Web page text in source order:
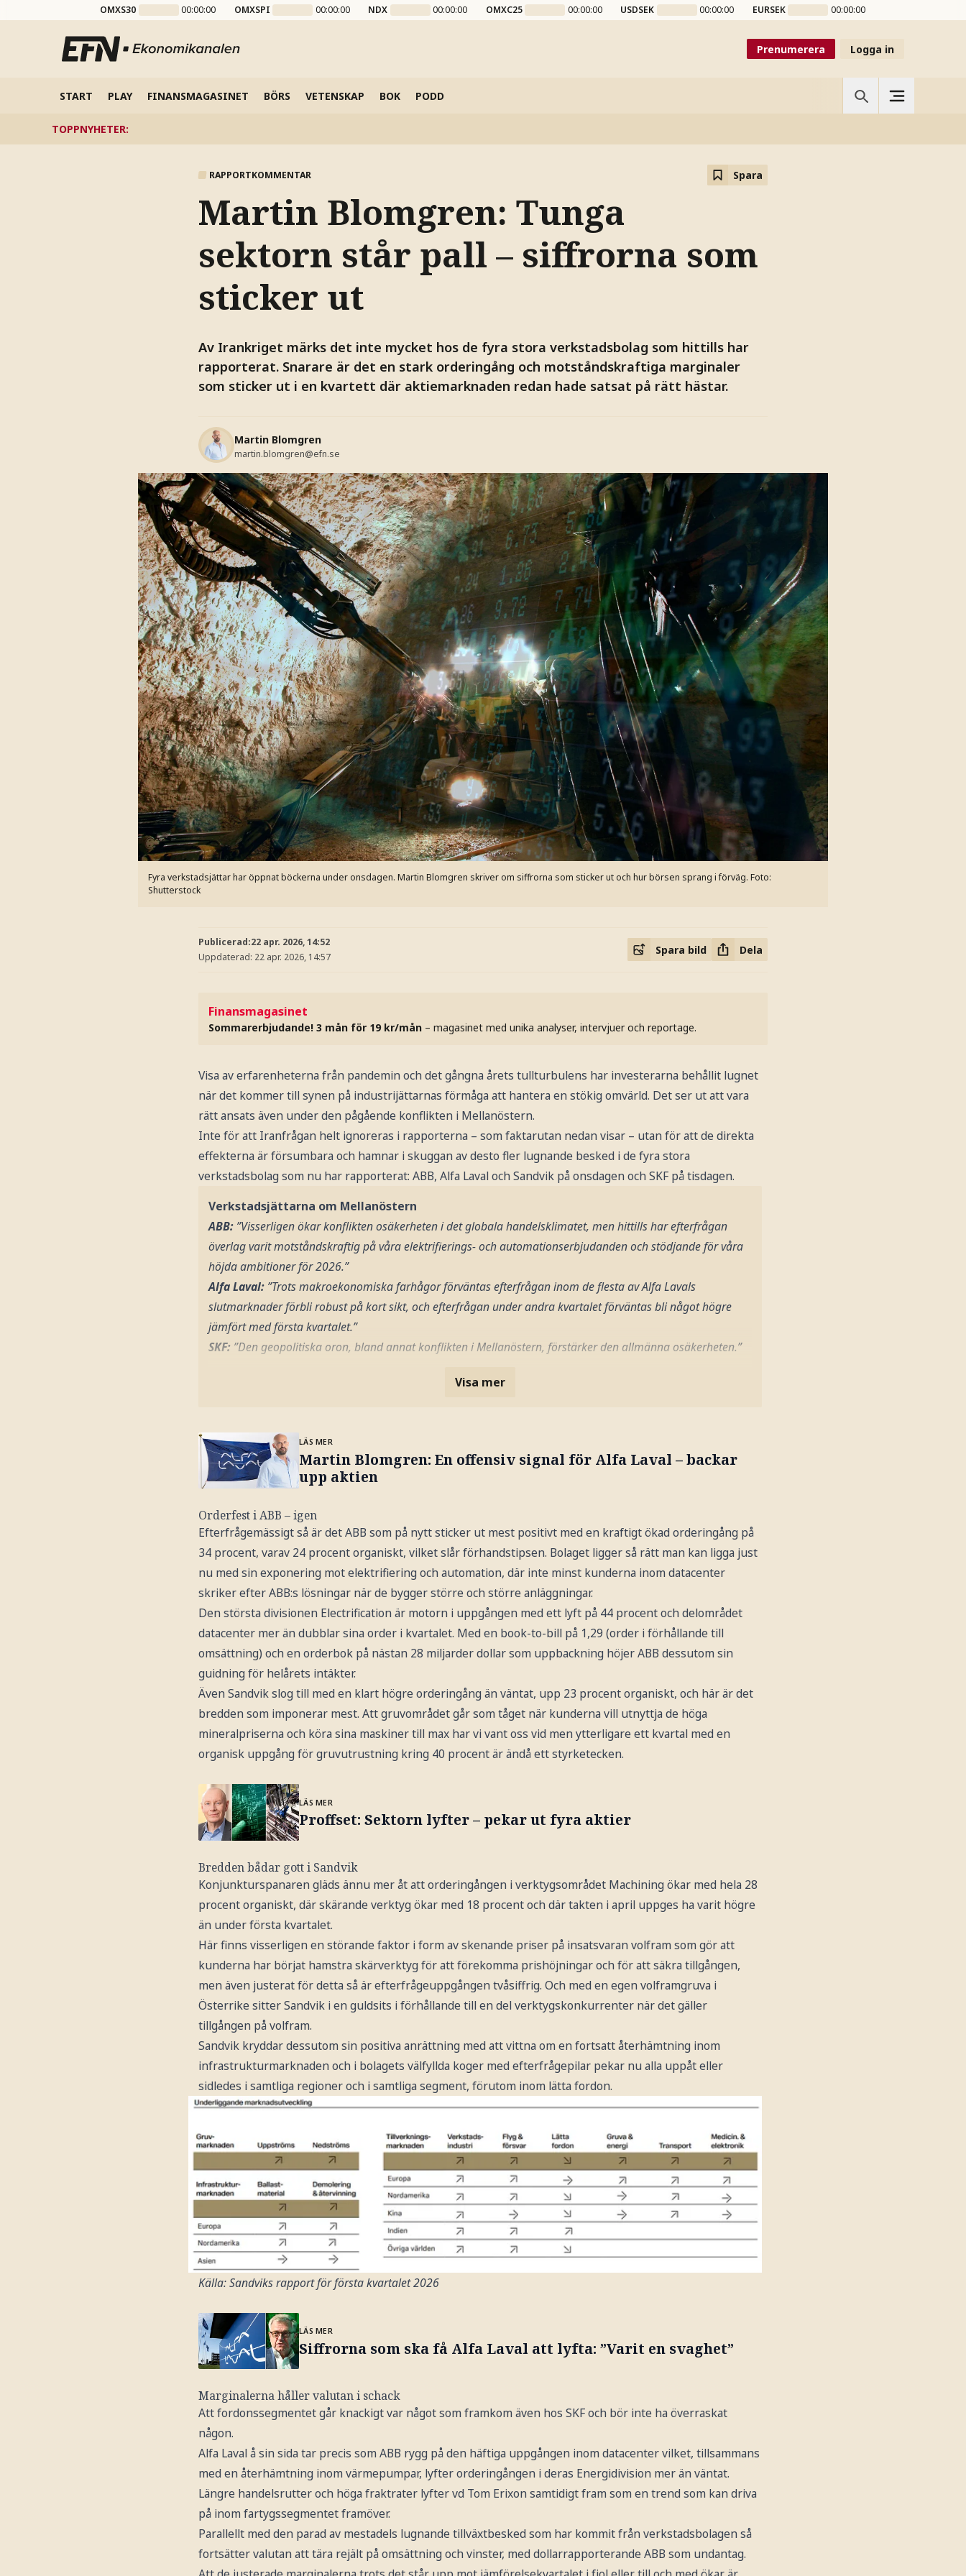
OMXS30 00:00:00 OMXSPI 00:00:00 NDX 00:00:00 OMXC25 00:00:00 USDSEK 00:00:00 EURSEK 00:00:00
Prenumerera Logga in
START PLAY FINANSMAGASINET BÖRS VETENSKAP BOK PODD
TOPPNYHETER:
RAPPORTKOMMENTAR Spara
Martin Blomgren: Tunga
sektorn står pall – siffrorna som
sticker ut
Av Irankriget märks det inte mycket hos de fyra stora verkstadsbolag som hittills har
rapporterat. Snarare är det en stark orderingång och motståndskraftiga marginaler
som sticker ut i en kvartett där aktiemarknaden redan hade satsat på rätt hästar.
Martin Blomgren
martin.blomgren@efn.se
Fyra verkstadsjättar har öppnat böckerna under onsdagen. Martin Blomgren skriver om siffrorna som sticker ut och hur börsen sprang i förväg. Foto:
Shutterstock
Publicerad:22 apr. 2026, 14:52
Uppdaterad: 22 apr. 2026, 14:57
Spara bild Dela
Finansmagasinet
Sommarerbjudande! 3 mån för 19 kr/mån – magasinet med unika analyser, intervjuer och reportage.
Visa av erfarenheterna från pandemin och det gångna årets tullturbulens har investerarna behållit lugnet
när det kommer till synen på industrijättarnas förmåga att hantera en stökig omvärld. Det ser ut att vara
rätt ansats även under den pågående konflikten i Mellanöstern.
Inte för att Iranfrågan helt ignoreras i rapporterna – som faktarutan nedan visar – utan för att de direkta
effekterna är försumbara och hamnar i skuggan av desto fler lugnande besked i de fyra stora
verkstadsbolag som nu har rapporterat: ABB, Alfa Laval och Sandvik på onsdagen och SKF på tisdagen.
Verkstadsjättarna om Mellanöstern
ABB: ”Visserligen ökar konflikten osäkerheten i det globala handelsklimatet, men hittills har efterfrågan
överlag varit motståndskraftig på våra elektrifierings- och automationserbjudanden och stödjande för våra
höjda ambitioner för 2026.”
Alfa Laval: ”Trots makroekonomiska farhågor förväntas efterfrågan inom de flesta av Alfa Lavals
slutmarknader förbli robust på kort sikt, och efterfrågan under andra kvartalet förväntas bli något högre
jämfört med första kvartalet.”
SKF: ”Den geopolitiska oron, bland annat konflikten i Mellanöstern, förstärker den allmänna osäkerheten.”
Visa mer
LÄS MER
Martin Blomgren: En offensiv signal för Alfa Laval – backar
upp aktien
Orderfest i ABB – igen
Efterfrågemässigt så är det ABB som på nytt sticker ut mest positivt med en kraftigt ökad orderingång på
34 procent, varav 24 procent organiskt, vilket slår förhandstipsen. Bolaget ligger så rätt man kan ligga just
nu med sin exponering mot elektrifiering och automation, där inte minst kunderna inom datacenter
skriker efter ABB:s lösningar när de bygger större och större anläggningar.
Den största divisionen Electrification är motorn i uppgången med ett lyft på 44 procent och delområdet
datacenter mer än dubblar sina order i kvartalet. Med en book-to-bill på 1,29 (order i förhållande till
omsättning) och en orderbok på nästan 28 miljarder dollar som uppbackning höjer ABB dessutom sin
guidning för helårets intäkter.
Även Sandvik slog till med en klart högre orderingång än väntat, upp 23 procent organiskt, och här är det
bredden som imponerar mest. Att gruvområdet går som tåget när kunderna vill utnyttja de höga
mineralpriserna och köra sina maskiner till max har vi vant oss vid men ytterligare ett kvartal med en
organisk uppgång för gruvutrustning kring 40 procent är ändå ett styrketecken.
LÄS MER
Proffset: Sektorn lyfter – pekar ut fyra aktier
Bredden bådar gott i Sandvik
Konjunkturspanaren gläds ännu mer åt att orderingången i verktygsområdet Machining ökar med hela 28
procent organiskt, där skärande verktyg ökar med 18 procent och där takten i april uppges ha varit högre
än under första kvartalet.
Här finns visserligen en störande faktor i form av skenande priser på insatsvaran volfram som gör att
kunderna har börjat hamstra skärverktyg för att förekomma prishöjningar och för att säkra tillgången,
men även justerat för detta så är efterfrågeuppgången tvåsiffrig. Och med en egen volframgruva i
Österrike sitter Sandvik i en guldsits i förhållande till en del verktygskonkurrenter när det gäller
tillgången på volfram.
Sandvik kryddar dessutom sin positiva anrättning med att vittna om en fortsatt återhämtning inom
infrastrukturmarknaden och i bolagets välfyllda koger med efterfrågepilar pekar nu alla uppåt eller
sidledes i samtliga regioner och i samtliga segment, förutom inom lätta fordon.
Källa: Sandviks rapport för första kvartalet 2026
LÄS MER
Siffrorna som ska få Alfa Laval att lyfta: ”Varit en svaghet”
Marginalerna håller valutan i schack
Att fordonssegmentet går knackigt var något som framkom även hos SKF och bör inte ha överraskat
någon.
Alfa Laval å sin sida tar precis som ABB rygg på den häftiga uppgången inom datacenter vilket, tillsammans
med en återhämtning inom värmepumpar, lyfter orderingången i deras Energidivision mer än väntat.
Längre handelsrutter och höga fraktrater lyfter vd Tom Erixon samtidigt fram som en trend som kan driva
på inom fartygssegmentet framöver.
Parallellt med den parad av mestadels lugnande tillväxtbesked som har kommit från verkstadsbolagen så
fortsätter valutan att tära rejält på omsättning och vinster, med dollarrapporterande ABB som undantag.